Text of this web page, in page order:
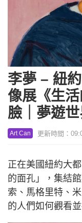
李夢 – 紐
像展《生
臉｜夢遊
Art Can 更新時間：
正在美國紐約大
的面孔」，集結
索、馬格里特、
的人們如何觀看